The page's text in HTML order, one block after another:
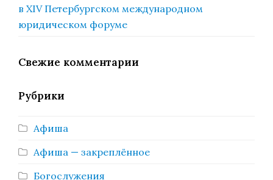
в XIV Петербургском международном
юридическом форуме
Свежие комментарии
Рубрики
Афиша
Афиша — закреплённое
Богослужения